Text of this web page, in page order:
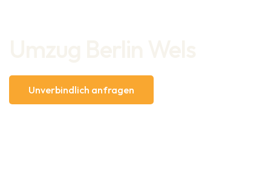
Unverbindlich anfragen